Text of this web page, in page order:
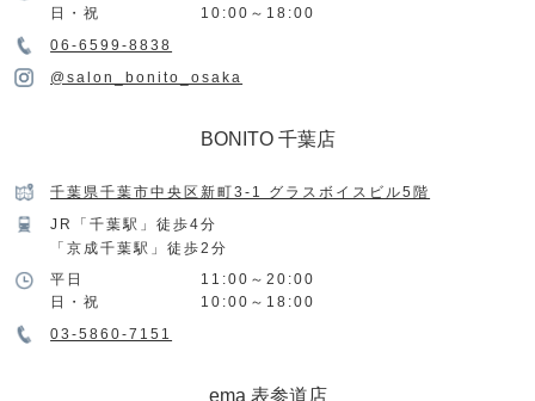
日・祝
10:00～18:00
06-6599-8838
@salon_bonito_osaka
BONITO 千葉店
千葉県千葉市中央区新町3-1 グラスボイスビル5階
JR「千葉駅」徒歩4分
「京成千葉駅」徒歩2分
平日
11:00～20:00
日・祝
10:00～18:00
03-5860-7151
ema 表参道店